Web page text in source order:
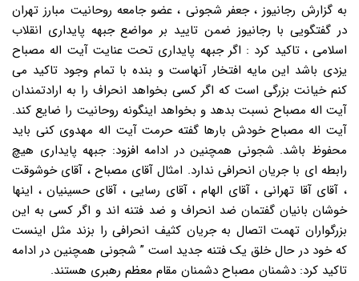
به گزارش رجانیوز ، جعفر شجونی ، عضو جامعه روحانیت مبارز تهران
در گفتگویی با رجانیوز ضمن تایید بر مواضع جبهه پایداری انقلاب
اسلامی ، تاکید کرد : اگر جبهه پایداری تحت عنایت آیت اله مصباح
یزدی باشد این مایه افتخار آنهاست و بنده با تمام وجود تاکید می
کنم خیانت بزرگی است که اگر کسی بخواهد انحراف را به ارادتمندان
آیت اله مصباح نسبت بدهد و بخواهد اینگونه روحانیت را ضایع کند.
آیت اله مصباح خودش بارها گفته حرمت آیت اله مهدوی کنی باید
محفوظ باشد. شجونی همچنین در ادامه افزود: جبهه پایداری هیچ
رابطه ای با جریان انحرافی ندارد. امثال آقای مصباح ، آقای خوشوقت
، آقای آقا تهرانی ، آقای الهام ، آقای رسایی ، آقای حسینیان ، اینها
خوشان بانیان گفتمان ضد انحراف و ضد فتنه اند و اگر کسی به این
بزرگواران تهمت اتصال به جریان کثیف انحرافی را بزند مثل اینست
که خود در حال خلق یک فتنه جدید است ” شجونی همچنین در ادامه
تاکید کرد: دشمنان مصباح دشمنان مقام معظم رهبری هستند.